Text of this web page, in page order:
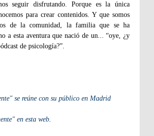
seguir disfrutando. Porque es la única
para crear contenidos. Y que somos
de la comunidad, la familia que se ha
a esta aventura que nació de un... “oye, ¿y
de psicología?”.
se reúne con su público en Madrid
en esta web.